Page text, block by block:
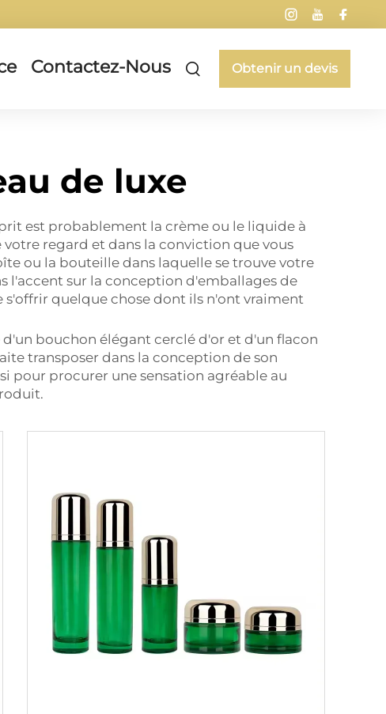
Contactez-Nous Obtenir un devis
de luxe
est probablement la crème ou le liquide à
regard et dans la conviction que vous
ou la bouteille dans laquelle se trouve votre
l'accent sur la conception d'emballages de
quelque chose dont ils n'ont vraiment
bouchon élégant cerclé d'or et d'un flacon
transposer dans la conception de son
pour procurer une sensation agréable au